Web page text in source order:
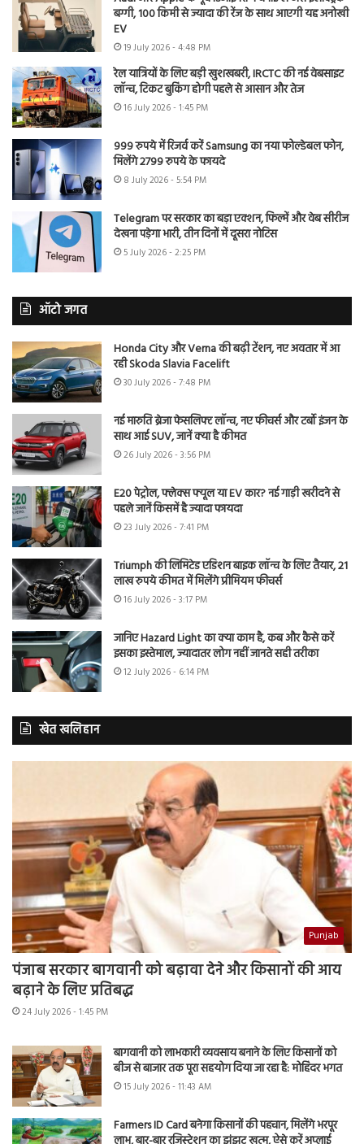
बग्गी, 100 किमी से ज्यादा की रेंज के साथ आएगी यह अनोखी
EV
19 July 2026 - 4:48 PM
रेल यात्रियों के लिए बड़ी खुशखबरी, IRCTC की नई वेबसाइट
लॉन्च, टिकट बुकिंग होगी पहले से आसान और तेज
16 July 2026 - 1:45 PM
999 रुपये में रिजर्व करें Samsung का नया फोल्डेबल फोन,
मिलेंगे 2799 रुपये के फायदे
8 July 2026 - 5:54 PM
Telegram पर सरकार का बड़ा एक्शन, फिल्में और वेब सीरीज
देखना पड़ेगा भारी, तीन दिनों में दूसरा नोटिस
5 July 2026 - 2:25 PM
ऑटो जगत
Honda City और Verna की बढ़ी टेंशन, नए अवतार में आ
रही Skoda Slavia Facelift
30 July 2026 - 7:48 PM
नई मारुति ब्रेजा फेसलिफ्ट लॉन्च, नए फीचर्स और टर्बो इंजन के
साथ आई SUV, जानें क्या है कीमत
26 July 2026 - 3:56 PM
E20 पेट्रोल, फ्लेक्स फ्यूल या EV कार? नई गाड़ी खरीदने से
पहले जानें किसमें है ज्यादा फायदा
23 July 2026 - 7:41 PM
Triumph की लिमिटेड एडिशन बाइक लॉन्च के लिए तैयार, 21
लाख रुपये कीमत में मिलेंगे प्रीमियम फीचर्स
16 July 2026 - 3:17 PM
जानिए Hazard Light का क्या काम है, कब और कैसे करें
इसका इस्तेमाल, ज्यादातर लोग नहीं जानते सही तरीका
12 July 2026 - 6:14 PM
खेत खलिहान
Punjab
पंजाब सरकार बागवानी को बढ़ावा देने और किसानों की आय
बढ़ाने के लिए प्रतिबद्ध
24 July 2026 - 1:45 PM
बागवानी को लाभकारी व्यवसाय बनाने के लिए किसानों को
बीज से बाजार तक पूरा सहयोग दिया जा रहा है: मोहिंदर भगत
15 July 2026 - 11:43 AM
Farmers ID Card बनेगा किसानों की पहचान, मिलेंगे भरपूर